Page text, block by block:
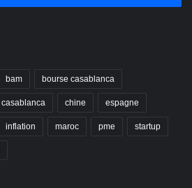
bam bourse casablanca
casablanca chine espagne
inflation maroc pme startup